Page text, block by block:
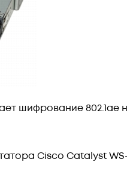
шифрование 802.1ae
Cisco Catalyst WS-